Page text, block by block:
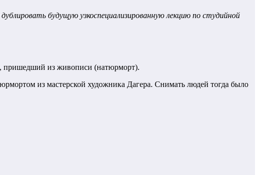
будущую узкоспециализированную лекцию по студийной
пришедший из живописи (натюрморт).
из мастерской художника Дагера. Снимать людей тогда было